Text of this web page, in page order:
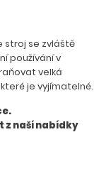
stroj se zvláště
používání v
velká
je vyjímatelné.
naší nabídky